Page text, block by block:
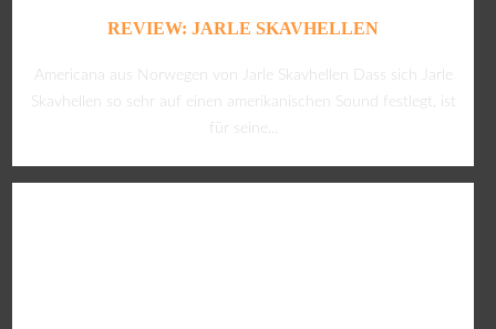
REVIEW: JARLE SKAVHELLEN
Americana aus Norwegen von Jarle Skavhellen Dass sich Jarle
Skavhellen so sehr auf einen amerikanischen Sound festlegt, ist
für seine...